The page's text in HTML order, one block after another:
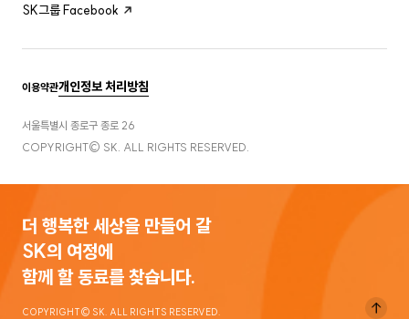
SK그룹 Facebook
이용약관개인정보 처리방침
서울특별시 종로구 종로 26
COPYRIGHT© SK. ALL RIGHTS RESERVED.
더 행복한 세상을 만들어 갈
SK의 여정에
함께 할 동료를 찾습니다.
COPYRIGHT© SK. ALL RIGHTS RESERVED.